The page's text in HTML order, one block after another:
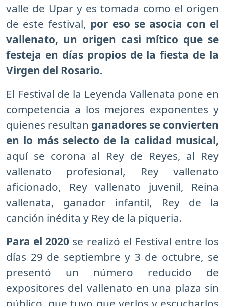
valle de Upar y es tomada como el origen
de este festival, por eso se asocia con el
vallenato, un origen casi mítico que se
festeja en días propios de la fiesta de la
Virgen del Rosario.
El Festival de la Leyenda Vallenata pone en
competencia a los mejores exponentes y
quienes resultan ganadores se convierten
en lo más selecto de la calidad musical,
aquí se corona al Rey de Reyes, al Rey
vallenato profesional, Rey vallenato
aficionado, Rey vallenato juvenil, Reina
vallenata, ganador infantil, Rey de la
canción inédita y Rey de la piqueria.
Para el 2020 se realizó el Festival entre los
días 29 de septiembre y 3 de octubre, se
presentó un número reducido de
expositores del vallenato en una plaza sin